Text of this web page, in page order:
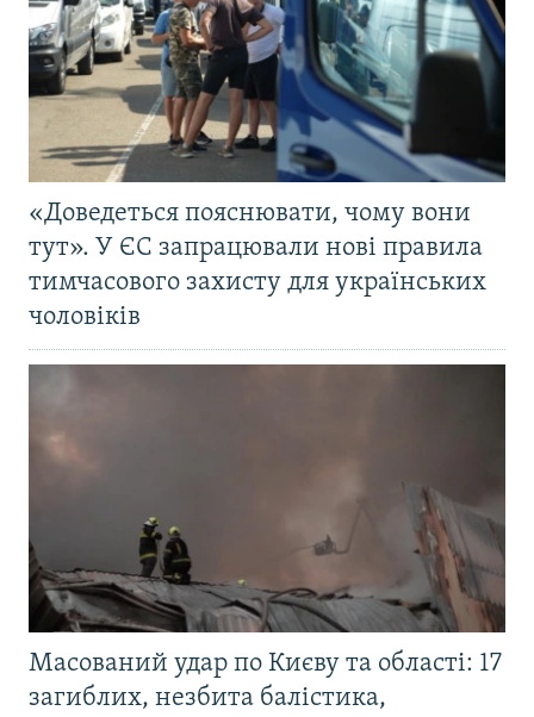
«Доведеться пояснювати, чому вони
тут». У ЄС запрацювали нові правила
тимчасового захисту для українських
чоловіків
Масований удар по Києву та області: 17
загиблих, незбита балістика,